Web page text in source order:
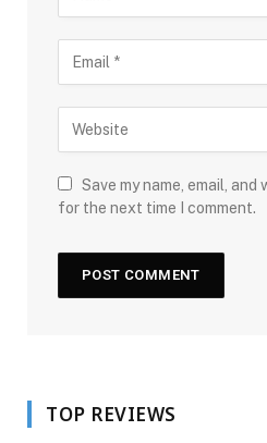
Save my name, email,
for the next time I comment.
TOP REVIEWS